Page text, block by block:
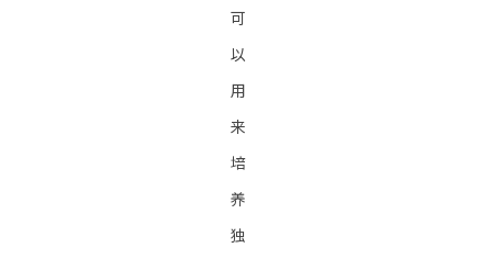
可
以
用
来
培
养
独